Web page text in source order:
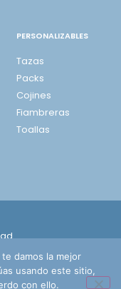
PERSONALIZABLES
Tazas
Packs
Cojines
Fiambreras
Toallas
damos la mejor
usando este sitio,
con ello.